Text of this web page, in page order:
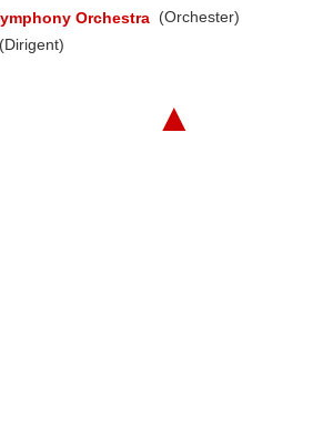
Orchestra (Orchester)
(Dirigent)
▲